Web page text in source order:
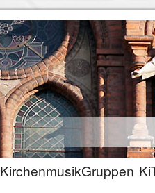
KirchenmusikGruppen